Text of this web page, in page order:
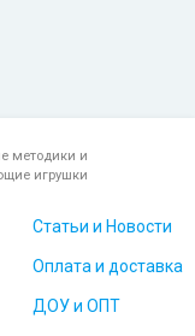
методики и
игрушки
Статьи и Новости
Оплата и доставка
ДОУ и ОПТ